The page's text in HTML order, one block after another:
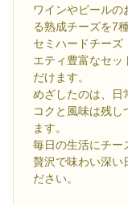
ワインやビール
る熟成チーズを7
セミハードチーズ
エティ豊富なセッ
だけます。
めざしたのは、日
コクと風味は残し
ます。
毎日の生活にチー
贅沢で味わい深い
ださい。